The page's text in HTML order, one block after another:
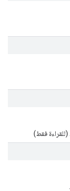
. (للقراءة فقط)